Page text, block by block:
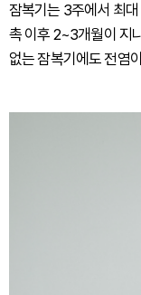
잠복기는 3주에서 최
촉 이후 2~3개월이 지
없는 잠복기에도 전염